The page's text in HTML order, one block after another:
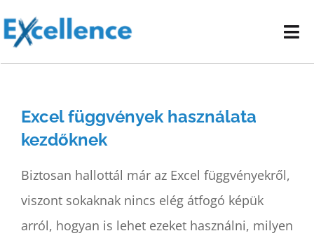
E-learning oktatóanyagok
Excel függvények használata
kezdőknek
Biztosan hallottál már az Excel függvényekről,
viszont sokaknak nincs elég átfogó képük
arról, hogyan is lehet ezeket használni, milyen